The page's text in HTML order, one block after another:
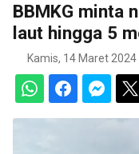
BBMKG minta
laut hingga 5
Kamis, 14 Maret 2024